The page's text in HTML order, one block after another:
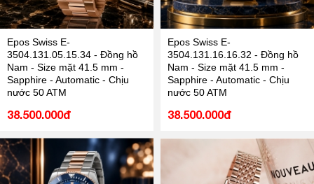
Epos Swiss E-
3504.131.05.15.34 - Đồng hồ
Nam - Size mặt 41.5 mm -
Sapphire - Automatic - Chịu
nước 50 ATM
38.500.000đ
Epos Swiss E-
3504.131.16.16.32 - Đồng hồ
Nam - Size mặt 41.5 mm -
Sapphire - Automatic - Chịu
nước 50 ATM
38.500.000đ